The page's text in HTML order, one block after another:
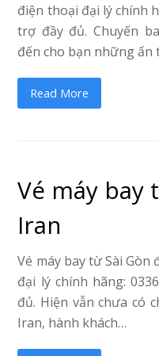
điện thoại đại lý chính
trợ đầy đủ. Chuyến
đến cho bạn những ấn
Read More
Vé máy bay
Iran
Vé máy bay từ Sài
đại lý chính hãng:
đủ. Hiện vẫn chưa có
Iran, hành khách…